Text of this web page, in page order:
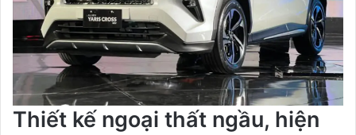
Thiết kế ngoại thất ngầu, hiện